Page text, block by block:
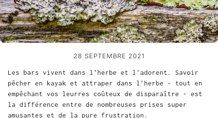
28 SEPTEMBRE 2021
Les bars vivent dans l'herbe et l'adorent. Savoir
pêcher en kayak et attraper dans l'herbe - tout en
empêchant vos leurres coûteux de disparaître - est
la différence entre de nombreuses prises super
amusantes et de la pure frustration.